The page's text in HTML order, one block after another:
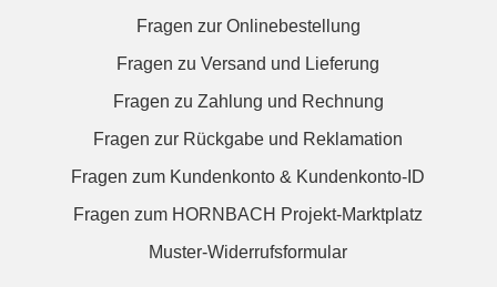
Fragen zur Onlinebestellung
Fragen zu Versand und Lieferung
Fragen zu Zahlung und Rechnung
Fragen zur Rückgabe und Reklamation
Fragen zum Kundenkonto & Kundenkonto-ID
Fragen zum HORNBACH Projekt-Marktplatz
Muster-Widerrufsformular